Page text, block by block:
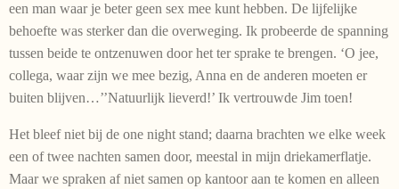
een man waar je beter geen sex mee kunt hebben. De lijfelijke
behoefte was sterker dan die overweging. Ik probeerde de spanning
tussen beide te ontzenuwen door het ter sprake te brengen. ‘O jee,
collega, waar zijn we mee bezig, Anna en de anderen moeten er
buiten blijven…’’Natuurlijk lieverd!’ Ik vertrouwde Jim toen!
Het bleef niet bij de one night stand; daarna brachten we elke week
een of twee nachten samen door, meestal in mijn driekamerflatje.
Maar we spraken af niet samen op kantoor aan te komen en alleen